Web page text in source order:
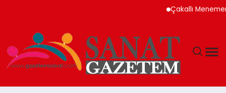
Çakallı Menemeni